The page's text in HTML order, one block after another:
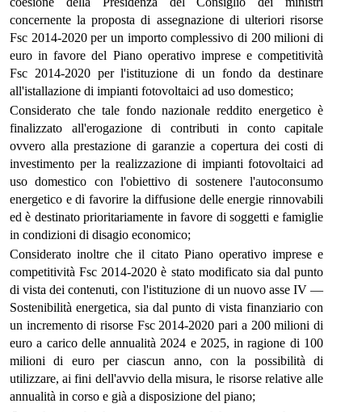
concernente la proposta di assegnazione di ulteriori risorse
Fsc 2014-2020 per un importo complessivo di 200 milioni di
euro in favore del Piano operativo imprese e competitività
Fsc 2014-2020 per l'istituzione di un fondo da destinare
all'istallazione di impianti fotovoltaici ad uso domestico;
Considerato che tale fondo nazionale reddito energetico è
finalizzato all'erogazione di contributi in conto capitale
ovvero alla prestazione di garanzie a copertura dei costi di
investimento per la realizzazione di impianti fotovoltaici ad
uso domestico con l'obiettivo di sostenere l'autoconsumo
energetico e di favorire la diffusione delle energie rinnovabili
ed è destinato prioritariamente in favore di soggetti e famiglie
in condizioni di disagio economico;
Considerato inoltre che il citato Piano operativo imprese e
competitività Fsc 2014-2020 è stato modificato sia dal punto
di vista dei contenuti, con l'istituzione di un nuovo asse IV —
Sostenibilità energetica, sia dal punto di vista finanziario con
un incremento di risorse Fsc 2014-2020 pari a 200 milioni di
euro a carico delle annualità 2024 e 2025, in ragione di 100
milioni di euro per ciascun anno, con la possibilità di
utilizzare, ai fini dell'avvio della misura, le risorse relative alle
annualità in corso e già a disposizione del piano;